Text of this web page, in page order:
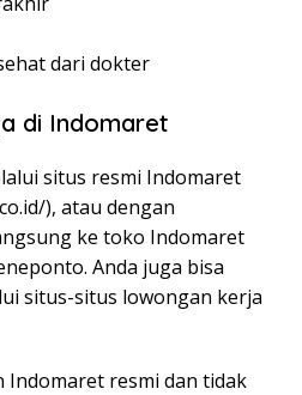
dari dokter
di Indomaret
situs resmi Indomaret
), atau dengan
ke toko Indomaret
Anda juga bisa
situs-situs lowongan kerja
resmi dan tidak